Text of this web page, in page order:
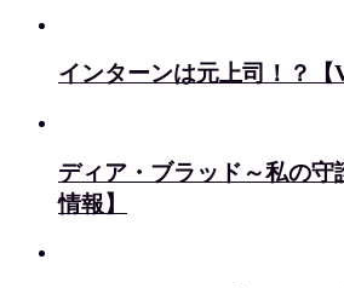
インターンは元上司！？【
ディア・ブラッド～私の
情報】